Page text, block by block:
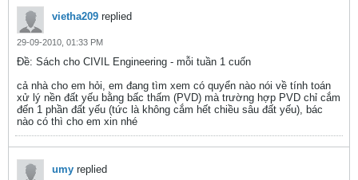
vietha209 replied
29-09-2010, 01:33 PM
Ðề: Sách cho CIVIL Engineering - mỗi tuần 1 cuốn
cả nhà cho em hỏi, em đang tìm xem có quyển nào nói về tính toán
xử lý nền đất yếu bằng bấc thấm (PVD) mà trường hợp PVD chỉ cắm
đến 1 phần đất yếu (tức là không cắm hết chiều sâu đất yếu), bác
nào có thì cho em xin nhé
umy replied